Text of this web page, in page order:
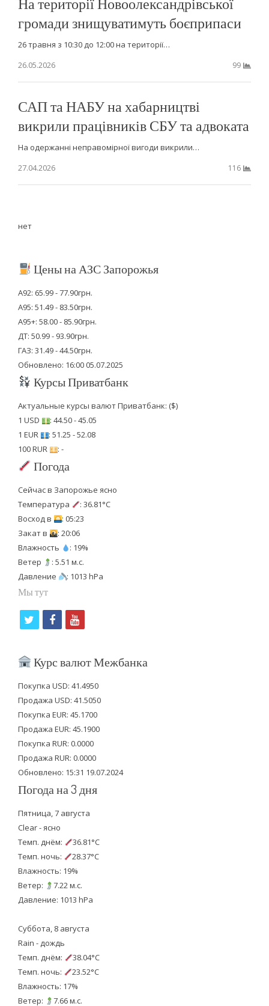
громади знищуватимуть боєприпаси
26 травня з 10:30 до 12:00 на території…
26.05.2026
99
САП та НАБУ на хабарництві
викрили працівників СБУ та адвоката
На одержанні неправомірної вигоди викрили…
27.04.2026
116
нет
Цены на АЗС Запорожья
А92: 65.99 - 77.90грн.
А95: 51.49 - 83.50грн.
А95+: 58.00 - 85.90грн.
ДТ: 50.99 - 93.90грн.
ГАЗ: 31.49 - 44.50грн.
Обновлено: 16:00 05.07.2025
Курсы Приватбанк
Актуальные курсы валют Приватбанк: ($)
1 USD
: 44.50 - 45.05
1 EUR
: 51.25 - 52.08
100 RUR
: -
Погода
Сейчас в Запорожье ясно
Температура
: 36.81°C
Восход в
: 05:23
Закат в
: 20:06
Влажность
: 19%
Ветер
: 5.51 м.с.
Давление
: 1013 hPa
Мы тут
i
t
e
r
f
c
b
o
o
k
y
u
u
b
e
Курс валют Межбанка
Покупка USD: 41.4950
Продажа USD: 41.5050
Покупка EUR: 45.1700
Продажа EUR: 45.1900
Покупка RUR: 0.0000
Продажа RUR: 0.0000
Обновлено: 15:31 19.07.2024
Погода на 3 дня
Пятница, 7 августа
Clear - ясно
Темп. днём:
36.81°C
Темп. ночь:
28.37°C
Влажность: 19%
Ветер:
7.22 м.с.
Давление: 1013 hPa
Суббота, 8 августа
Rain - дождь
Темп. днём:
38.04°C
Темп. ночь:
23.52°C
Влажность: 17%
Ветер:
7.66 м.с.